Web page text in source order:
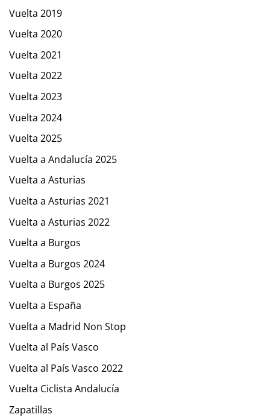
Vuelta 2019
Vuelta 2020
Vuelta 2021
Vuelta 2022
Vuelta 2023
Vuelta 2024
Vuelta 2025
Vuelta a Andalucía 2025
Vuelta a Asturias
Vuelta a Asturias 2021
Vuelta a Asturias 2022
Vuelta a Burgos
Vuelta a Burgos 2024
Vuelta a Burgos 2025
Vuelta a España
Vuelta a Madrid Non Stop
Vuelta al País Vasco
Vuelta al País Vasco 2022
Vuelta Ciclista Andalucía
Zapatillas